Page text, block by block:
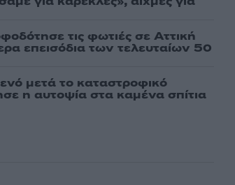
τις φωτιές σε Αττική
επεισόδια των τελευταίων 50
μετά το καταστροφικό
η αυτοψία στα καμένα σπίτια